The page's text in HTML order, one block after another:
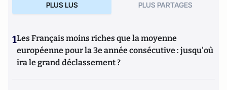
PLUS LUS PLUS PARTAGES
1Les Français moins riches que la moyenne
européenne pour la 3e année consécutive : jusqu'où
ira le grand déclassement ?